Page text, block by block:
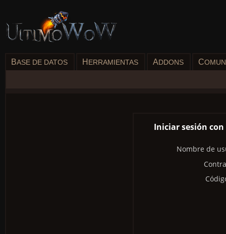
BASE DE DATOS H ERRAMIENTAS ADDONS C
Iniciar sesión
Nombre de